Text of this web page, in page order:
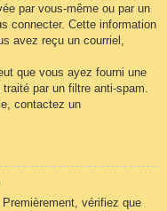
par vous-même ou par un
connecter. Cette information
avez reçu un courriel,
que vous ayez fourni une
par un filtre anti-spam.
contactez un
vérifiez que